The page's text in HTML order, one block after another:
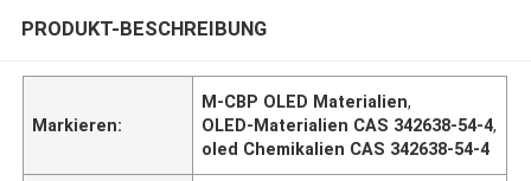
PRODUKT-BESCHREIBUNG
Markieren:
M-CBP OLED Materialien,
OLED-Materialien CAS 342638-54-4,
oled Chemikalien CAS 342638-54-4